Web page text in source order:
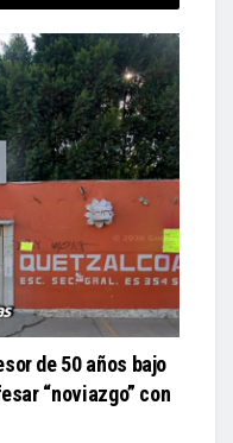
de 50 años bajo
“noviazgo” con